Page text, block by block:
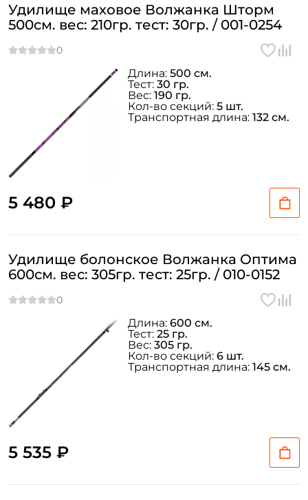
Удилище маховое Волжанка Шторм
500см. вес: 210гр. тест: 30гр. / 001-0254
5 480 ₽
Длина: 500 см.
Тест: 30 гр.
Вес: 190 гр.
Кол-во секций: 5 шт.
Транспортная длина: 132 см.
Удилище болонское Волжанка Оптима
600см. вес: 305гр. тест: 25гр. / 010-0152
5 535 ₽
Длина: 600 см.
Тест: 25 гр.
Вес: 305 гр.
Кол-во секций: 6 шт.
Транспортная длина: 145 см.